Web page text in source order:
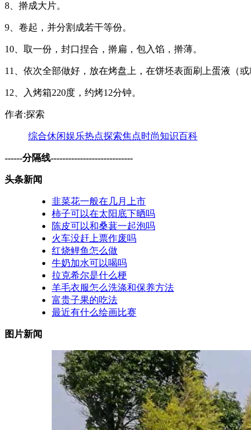
8、擀成大片。
9、卷起，并分割成若干等份。
10、取一份，封口捏合，擀扁，包入馅，擀薄。
11、依次全部做好，放在烤盘上，在饼坯表面刷上蛋液（或
12、入烤箱220度，约烤12分钟。
作者:探索
综合休闲娱乐热点探索焦点时尚知识百科
------分隔线----------------------------
头条新闻
韭菜花一般在几月上市
柿子可以在太阳底下晒吗
陈皮可以和桑葚一起泡吗
火车没赶上票作废吗
红烧鲤鱼怎么做
牛奶加水可以喝吗
拉克希尔是什么梗
羊毛衣服怎么洗涤和保养方法
富贵子果的吃法
最近有什么绘画比赛
图片新闻